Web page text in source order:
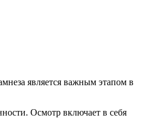
является важным этапом в
Осмотр включает в себя